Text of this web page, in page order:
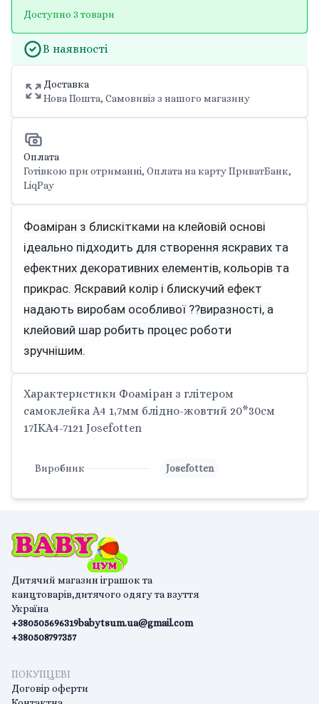
Доступно 3 товари
В наявності
Доставка
Нова Пошта, Самовивіз з нашого магазину
Оплата
Готівкою при отриманні, Оплата на карту ПриватБанк,
LiqPay
Фоаміран з блискітками на клейовій основі
ідеально підходить для створення яскравих та
ефектних декоративних елементів, кольорів та
прикрас. Яскравий колір і блискучий ефект
надають виробам особливої ??виразності, а
клейовий шар робить процес роботи
зручнішим.
Характеристики Фоаміран з глітером
самоклейка А4 1,7мм блідно-жовтий 20*30см
17IKA4-7121 Josefotten
Виробник Josefotten
Дитячий магазин іграшок та
канцтоварів,дитячого одягу та взуття
Україна
+380505696319
+380508797357
babytsum.ua@gmail.com
ПОКУПЦЕВІ
Договір оферти